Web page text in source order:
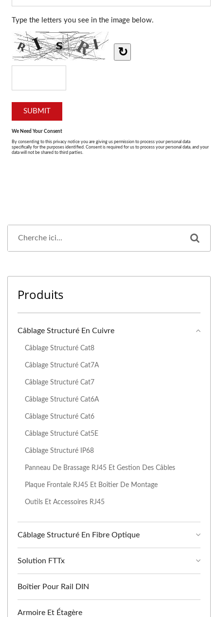
Produits
Câblage Structuré En Cuivre
Câblage Structuré Cat8
Câblage Structuré Cat7A
Câblage Structuré Cat7
Câblage Structuré Cat6A
Câblage Structuré Cat6
Câblage Structuré Cat5E
Câblage Structuré IP68
Panneau De Brassage RJ45 Et Gestion Des Câbles
Plaque Frontale RJ45 Et Boîtier De Montage
Outils Et Accessoires RJ45
Câblage Structuré En Fibre Optique
Solution FTTx
Boîtier Pour Rail DIN
Armoire Et Étagère